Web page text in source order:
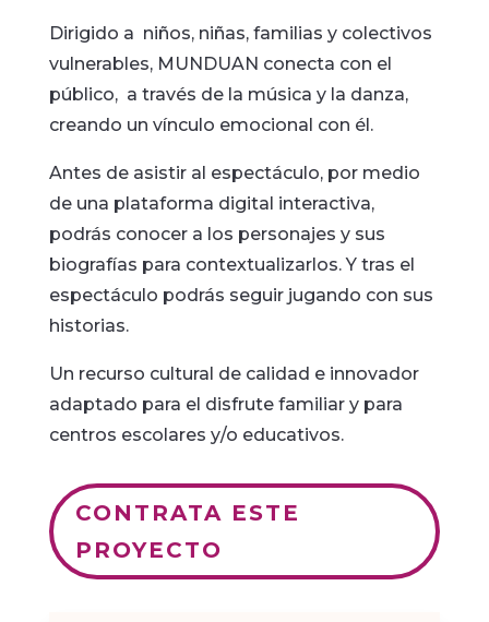
Dirigido a niños, niñas, familias y colectivos
vulnerables, MUNDUAN conecta con el
público, a través de la música y la danza,
creando un vínculo emocional con él.
Antes de asistir al espectáculo, por medio
de una plataforma digital interactiva,
podrás conocer a los personajes y sus
biografías para contextualizarlos. Y tras el
espectáculo podrás seguir jugando con sus
historias.
Un recurso cultural de calidad e innovador
adaptado para el disfrute familiar y para
centros escolares y/o educativos.
CONTRATA ESTE
PROYECTO